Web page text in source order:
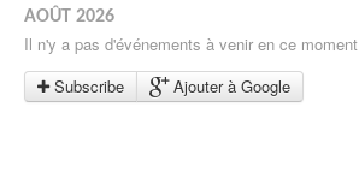
AOÛT 2026
Il n'y a pas d'événements à venir en ce moment
Subscribe
Ajouter à Google